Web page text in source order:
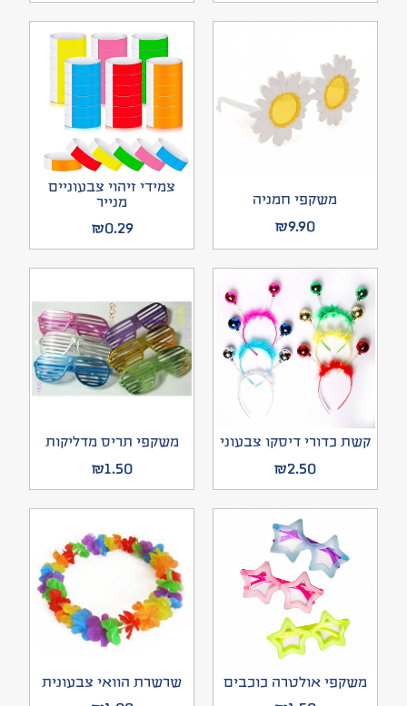
משקפי חמניה
₪9.90
צמידי זיהוי צבעוניים
מנייר
₪0.29
קשת כדורי דיסקו צבעוני
₪2.50
משקפי תריס מדליקות
₪1.50
משקפי אולטרה כוכבים שרשרת הוואי צבעונית